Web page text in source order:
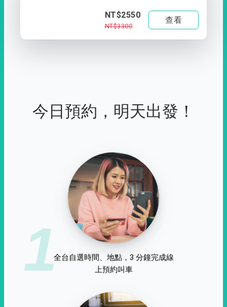
NT$2550
NT$3300
查看
今日預約，明天出發！
1全台自選時間、地點，3 分鐘完成線
上預約叫車